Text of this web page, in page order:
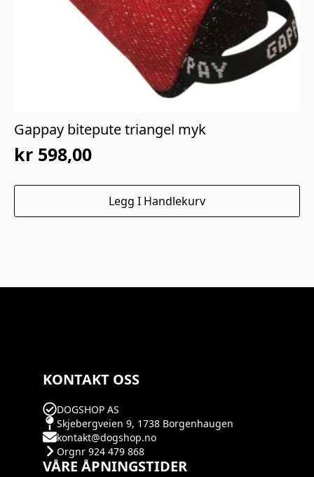
Gappay bitepute triangel myk
kr 598,00
Legg I Handlekurv
KONTAKT OSS
DOGSHOP AS
Skjebergveien 9, 1738 Borgenhaugen
kontakt@dogshop.no
Orgnr 924 479 868
VÅRE ÅPNINGSTIDER